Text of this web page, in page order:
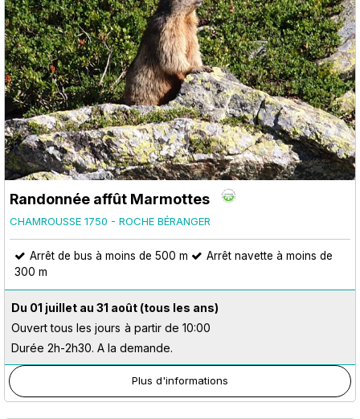
Randonnée affût Marmottes
CHAMROUSSE 1750 - ROCHE BÉRANGER
Arrêt de bus à moins de 500 m
Arrêt navette à moins de
300 m
Du 01 juillet au 31 août (tous les ans)
Ouvert tous les jours à partir de 10:00
Durée 2h-2h30. A la demande.
Plus d'informations